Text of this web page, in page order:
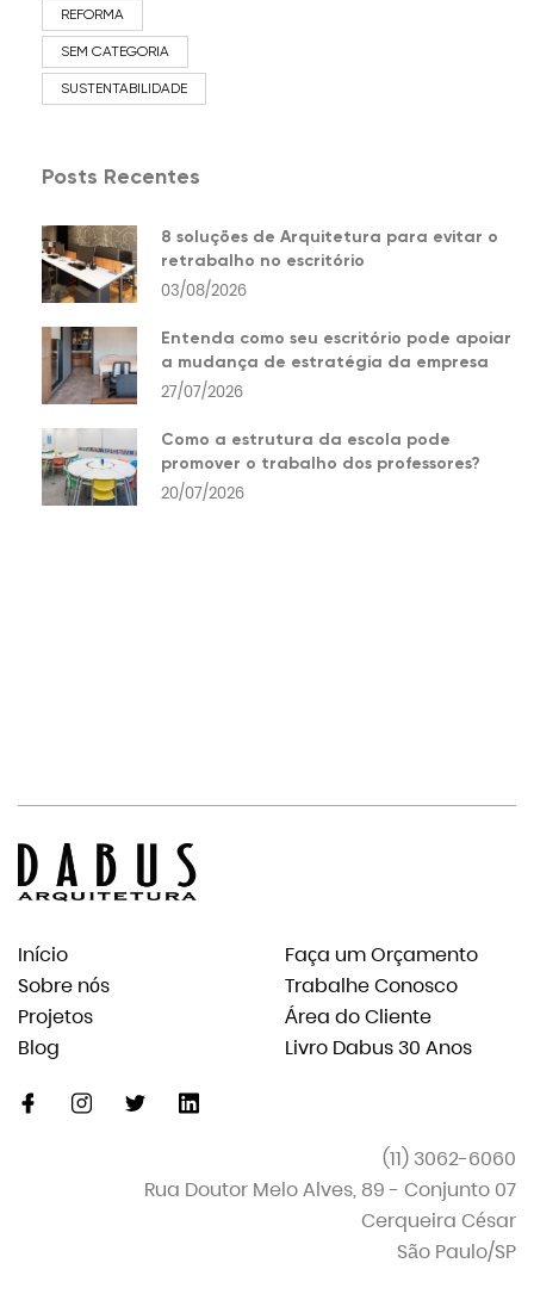
REFORMA
SEM CATEGORIA
SUSTENTABILIDADE
Posts Recentes
8 soluções de Arquitetura para evitar o
retrabalho no escritório
03/08/2026
Entenda como seu escritório pode apoiar
a mudança de estratégia da empresa
27/07/2026
Como a estrutura da escola pode
promover o trabalho dos professores?
20/07/2026
Início
Sobre nós
Projetos
Blog
Faça um Orçamento
Trabalhe Conosco
Área do Cliente
Livro Dabus 30 Anos
facebookinstagramtwitterlinkedin-
(11) 3062-6060
Rua Doutor Melo Alves, 89 - Conjunto 07
Cerqueira César
São Paulo/SP